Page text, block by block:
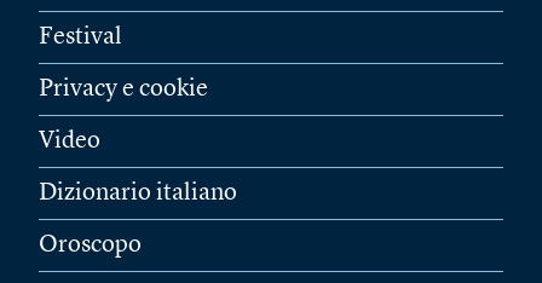
Festival
Privacy e cookie
Video
Dizionario italiano
Oroscopo